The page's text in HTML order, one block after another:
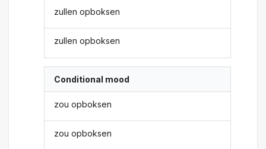
zullen opboksen
zullen opboksen
Conditional mood
zou opboksen
zou opboksen